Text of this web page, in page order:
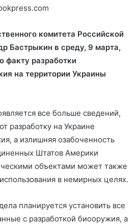
комитета Российской
Бастрыкин в среду, 9 марта,
факту разработки
на территории Украины
все больше сведений,
разработку на Украине
а излишняя озабоченность
Штатов Америки
объектами может также
в немирных целях.
планируется установить все
с разработкой биооружия, а